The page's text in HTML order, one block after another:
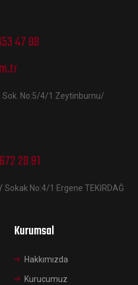
47 88
Sok. No:5/4/1 Zeytinburnu/
28 91
Sokak No:4/1 Ergene TEKİRDAĞ
Kurumsal
Hakkımızda
Kurucumuz